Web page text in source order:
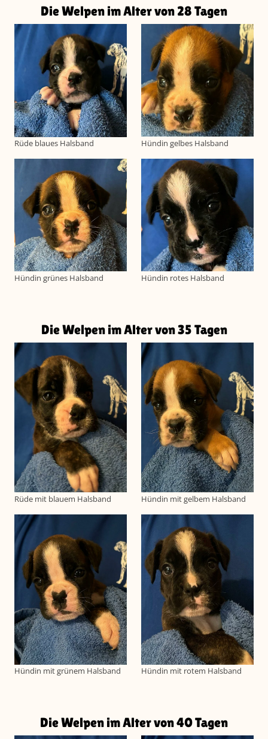
Die Welpen im Alter von 28 Tagen
Rüde blaues Halsband Hündin gelbes Halsband
Hündin grünes Halsband Hündin rotes Halsband
Die Welpen im Alter von 35 Tagen
Rüde mit blauem Halsband Hündin mit gelbem Halsband
Hündin mit grünem Halsband Hündin mit rotem Halsband
Die Welpen im Alter von 40 Tagen